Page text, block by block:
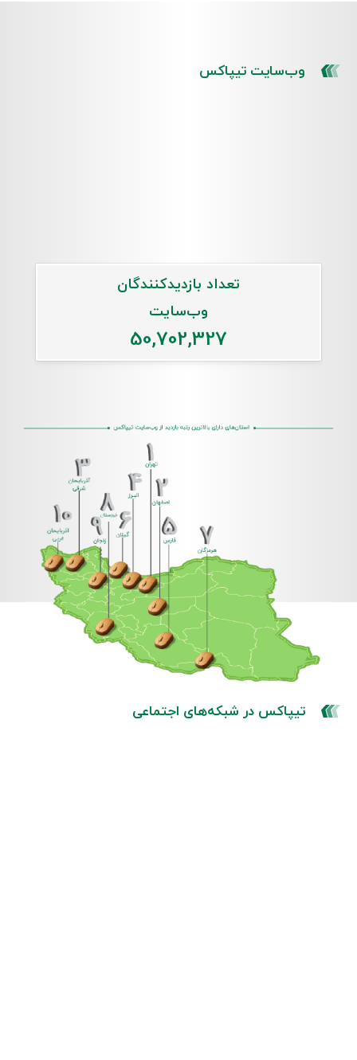
وب‌سایت تیپاکس
تعداد بازدیدکنندگان
وب‌سایت
92,770,853
تیپاکس در شبکه‌های اجتماعی